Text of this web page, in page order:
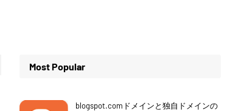
Most Popular
blogspot.comドメインと独自ドメインの